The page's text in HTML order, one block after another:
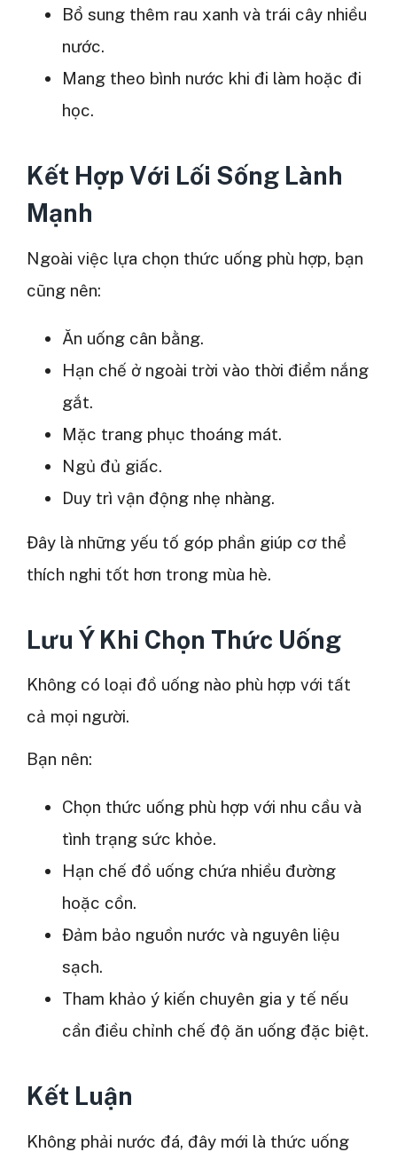
Bổ sung thêm rau xanh và trái cây nhiều
nước.
Mang theo bình nước khi đi làm hoặc đi
học.
Kết Hợp Với Lối Sống Lành
Mạnh
Ngoài việc lựa chọn thức uống phù hợp, bạn
cũng nên:
Ăn uống cân bằng.
Hạn chế ở ngoài trời vào thời điểm nắng
gắt.
Mặc trang phục thoáng mát.
Ngủ đủ giấc.
Duy trì vận động nhẹ nhàng.
Đây là những yếu tố góp phần giúp cơ thể
thích nghi tốt hơn trong mùa hè.
Lưu Ý Khi Chọn Thức Uống
Không có loại đồ uống nào phù hợp với tất
cả mọi người.
Bạn nên:
Chọn thức uống phù hợp với nhu cầu và
tình trạng sức khỏe.
Hạn chế đồ uống chứa nhiều đường
hoặc cồn.
Đảm bảo nguồn nước và nguyên liệu
sạch.
Tham khảo ý kiến chuyên gia y tế nếu
cần điều chỉnh chế độ ăn uống đặc biệt.
Kết Luận
Không phải nước đá, đây mới là thức uống